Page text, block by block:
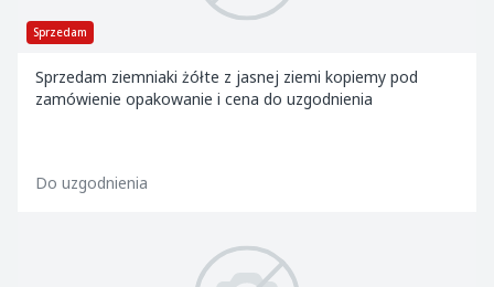
Sprzedam
Sprzedam ziemniaki żółte z jasnej ziemi kopiemy pod
zamówienie opakowanie i cena do uzgodnienia
Do uzgodnienia